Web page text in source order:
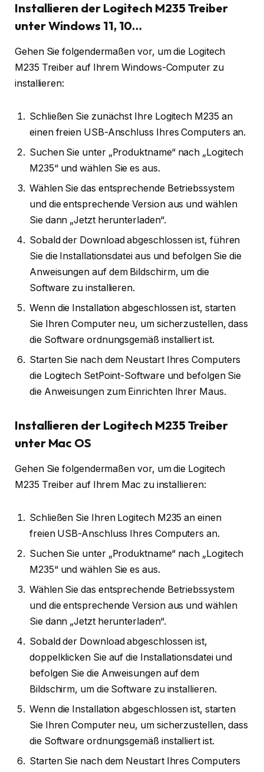
Installieren der Logitech M235 Treiber
unter Windows 11, 10…
Gehen Sie folgendermaßen vor, um die Logitech
M235 Treiber auf Ihrem Windows-Computer zu
installieren:
Schließen Sie zunächst Ihre Logitech M235 an
einen freien USB-Anschluss Ihres Computers an.
Suchen Sie unter „Produktname“ nach „Logitech
M235“ und wählen Sie es aus.
Wählen Sie das entsprechende Betriebssystem
und die entsprechende Version aus und wählen
Sie dann „Jetzt herunterladen“.
Sobald der Download abgeschlossen ist, führen
Sie die Installationsdatei aus und befolgen Sie die
Anweisungen auf dem Bildschirm, um die
Software zu installieren.
Wenn die Installation abgeschlossen ist, starten
Sie Ihren Computer neu, um sicherzustellen, dass
die Software ordnungsgemäß installiert ist.
Starten Sie nach dem Neustart Ihres Computers
die Logitech SetPoint-Software und befolgen Sie
die Anweisungen zum Einrichten Ihrer Maus.
Installieren der Logitech M235 Treiber
unter Mac OS
Gehen Sie folgendermaßen vor, um die Logitech
M235 Treiber auf Ihrem Mac zu installieren:
Schließen Sie Ihren Logitech M235 an einen
freien USB-Anschluss Ihres Computers an.
Suchen Sie unter „Produktname“ nach „Logitech
M235“ und wählen Sie es aus.
Wählen Sie das entsprechende Betriebssystem
und die entsprechende Version aus und wählen
Sie dann „Jetzt herunterladen“.
Sobald der Download abgeschlossen ist,
doppelklicken Sie auf die Installationsdatei und
befolgen Sie die Anweisungen auf dem
Bildschirm, um die Software zu installieren.
Wenn die Installation abgeschlossen ist, starten
Sie Ihren Computer neu, um sicherzustellen, dass
die Software ordnungsgemäß installiert ist.
Starten Sie nach dem Neustart Ihres Computers